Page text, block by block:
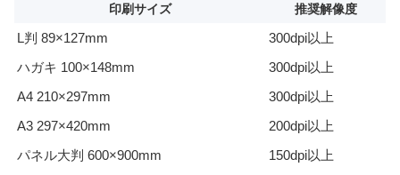
印刷サイズ 推奨解像度
L判 89×127mm
300dpi以上
ハガキ 100×148mm
300dpi以上
A4 210×297mm
300dpi以上
A3 297×420mm
200dpi以上
パネル大判 600×900mm
150dpi以上